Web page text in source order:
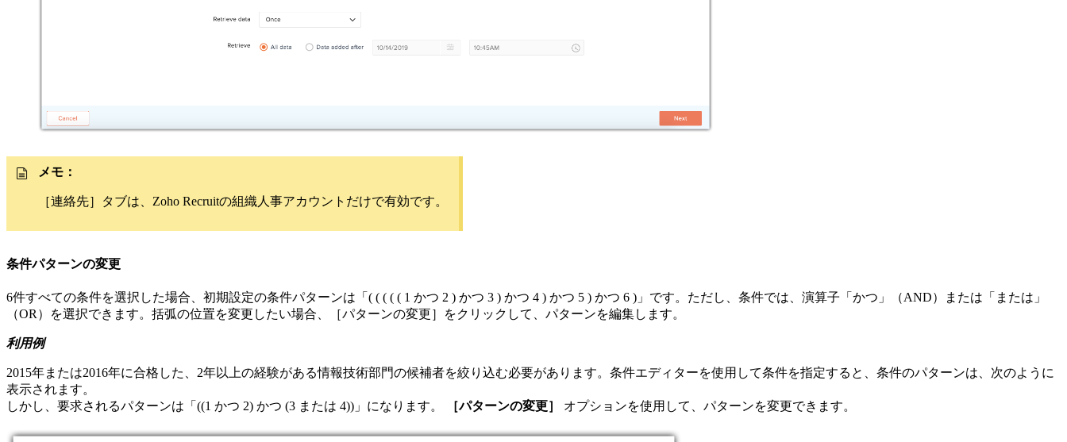
メモ：
［連絡先］タブは、Zoho Recruitの組織人事アカウントだけで有効です。
条件パターンの変更
6件すべての条件を選択した場合、初期設定の条件パターンは「( ( ( ( ( 1 かつ 2 ) かつ 3 ) かつ 4 ) かつ 5 ) かつ 6 )」です。ただし、条件では、演算子「かつ」（AND）または「または」
（OR）を選択できます。括弧の位置を変更したい場合、［パターンの変更］をクリックして、パターンを編集します。
利用例
2015年または2016年に合格した、2年以上の経験がある情報技術部門の候補者を絞り込む必要があります。条件エディターを使用して条件を指定すると、条件のパターンは、次のように
表示されます。
しかし、要求されるパターンは「((1 かつ 2) かつ (3 または 4))」になります。
［パターンの変更］ オプションを使用して、パターンを変更できます。